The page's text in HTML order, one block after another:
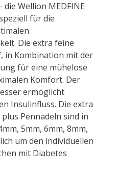
Wellion MEDFINE
für die
Die extra feine
in Kombination mit der
für eine mühelose
Komfort. Der
ermöglicht
Insulinfluss. Die extra
Pennadeln sind in
5mm, 6mm, 8mm,
um den individuellen
mit Diabetes